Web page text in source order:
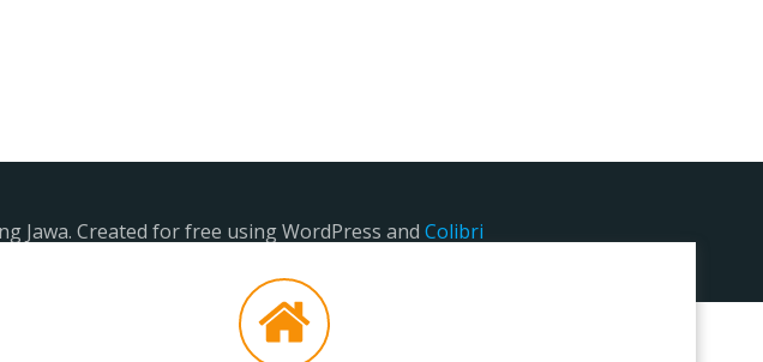
Jawa. Created for free using WordPress and Colibri